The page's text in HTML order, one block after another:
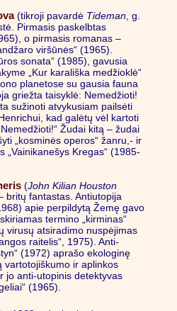
(tikroji pavardė Tideman, g.
Pirmasis paskelbtas
o pirmasis romanas –
viršūnės“ (1965).
sonata“ (1985), gavusia
„Kur karališka medžioklė“
planetose su gausia fauna
griežta taisyklė: Nemedžioti!
sužinoti atvykusiam pailsėti
kad galėtų vėl kartoti
Žudai kitą – žudai
„kosminės operos“ žanru,- ir
„Vainikanešys Kregas“ (1985-
(John Kilian Houston
britų fantastas. Antiutopija
apie perpildytą Žemę gavo
termino „kirminas“
virusų atsiradimo nuspėjimas
raitelis“, 1975). Anti-
(1972) aprašo ekologinę
vartotojiškumo ir aplinkos
jo anti-utopinis detektyvas
(1965).